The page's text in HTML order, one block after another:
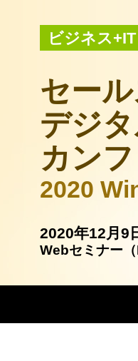
ビジネス
セー
デジ
カン
2020
2020年12月9
Webセミナー（